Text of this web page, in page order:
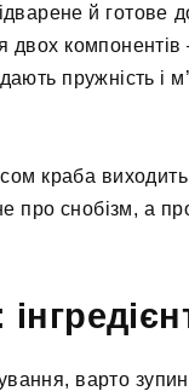
й готове
двох
пружність і
краба
про снобізм, а
варто